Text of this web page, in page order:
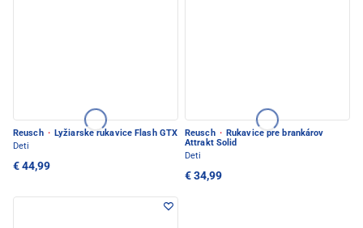
Reusch · Lyžiarske rukavice Flash GTX
Deti
€ 44,99
Reusch · Rukavice pre brankárov
Attrakt Solid
Deti
€ 34,99